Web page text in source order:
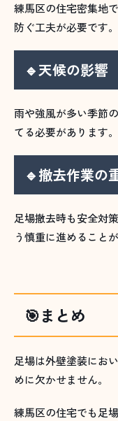
練馬区の住宅密集地
防ぐ工夫が必要です。
🔹天候の影響
雨や強風が多い季節
てる必要があります。
🔹撤去作業の
足場撤去時も安全対
う慎重に進めること
🎯まとめ
足場は外壁塗装にお
めに欠かせません。
練馬区の住宅でも足